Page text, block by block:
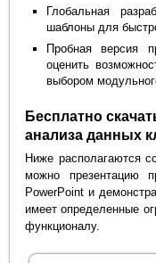
Глобальная
шаблоны для
Пробная версия
оценить
выбором
Бесплатно
анализа данных
Ниже располагаются
можно презентацию
PowerPoint и
имеет определенные
функционалу.